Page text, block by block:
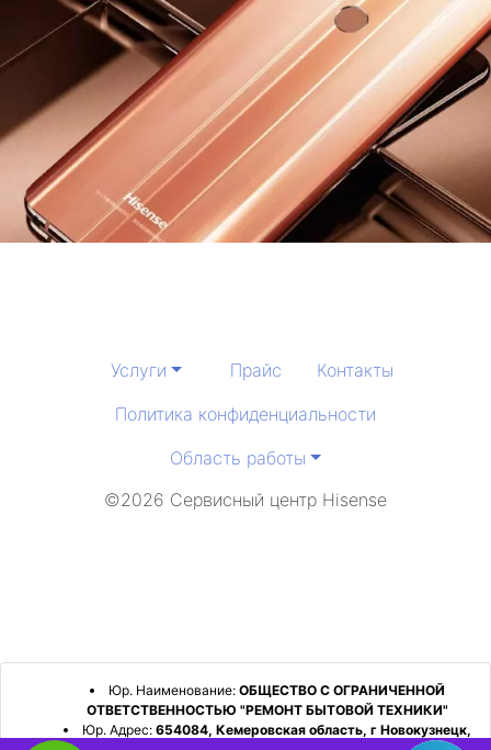
Услуги Прайс
Контакты
Политика конфиденциальности
Область работы
©2026 Сервисный центр Hisense
Юр. Наименование: ОБЩЕСТВО С ОГРАНИЧЕННОЙ
ОТВЕТСТВЕННОСТЬЮ "РЕМОНТ БЫТОВОЙ ТЕХНИКИ"
Юр. Адрес: 654084, Кемеровская область, г Новокузнецк,